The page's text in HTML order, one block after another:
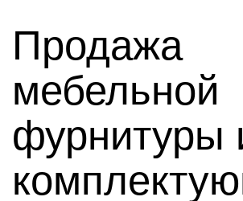
Продажа
мебельной
фурнитуры